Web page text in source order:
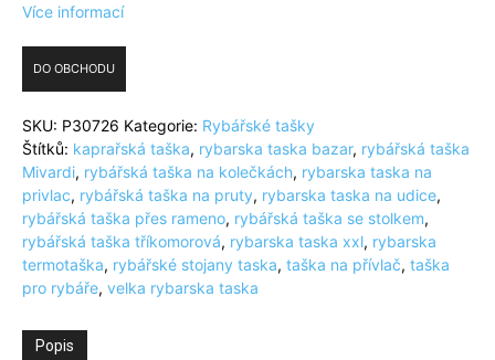
Více informací
DO OBCHODU
SKU: P30726 Kategorie: Rybářské tašky
Štítků: kaprařská taška, rybarska taska bazar, rybářská taška
Mivardi, rybářská taška na kolečkách, rybarska taska na
privlac, rybářská taška na pruty, rybarska taska na udice,
rybářská taška přes rameno, rybářská taška se stolkem,
rybářská taška tříkomorová, rybarska taska xxl, rybarska
termotaška, rybářské stojany taska, taška na přívlač, taška
pro rybáře, velka rybarska taska
Popis